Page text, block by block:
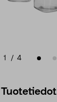
1 / 4
Tuotetiedot